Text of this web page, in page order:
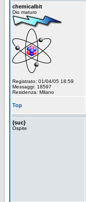
chemicalbit
Dio maturo
Registrato: 01/04/05 18:59
Messaggi: 18597
Residenza: Milano
Top
{suc}
Ospite